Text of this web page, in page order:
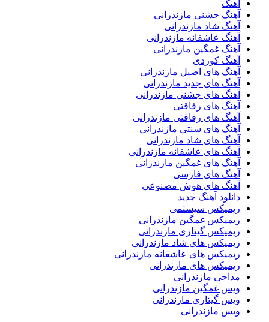
آهنگ
آهنگ جشنی مازندرانی
آهنگ شاد مازندرانی
آهنگ عاشقانه مازندرانی
آهنگ غمگین مازندرانی
آهنگ کوردی
آهنگ های اصیل مازندرانی
آهنگ های جدید مازندرانی
آهنگ های جشنی مازندرانی
آهنگ های رفاقتی
آهنگ های رفاقتی مازندرانی
آهنگ های سنتی مازندرانی
آهنگ های شاد مازندرانی
آهنگ های عاشقانه مازندرانی
آهنگ های غمگین مازندرانی
آهنگ های فارسی
آهنگ های هوش مصنوعی
دانلود آهنگ جدید
ریمیکس سیستمی
ریمیکس غمگین مازندرانی
ریمیکس گیتاری مازندرانی
ریمیکس های شاد مازندرانی
ریمیکس های عاشقانه مازندرانی
ریمیکس های مازندرانی
مداحی مازندرانی
ویس غمگین مازندرانی
ویس گیتاری مازندرانی
ویس مازندرانی